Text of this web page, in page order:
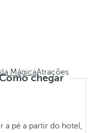
MágicaAtrações
chegar
a pé a partir do hotel,